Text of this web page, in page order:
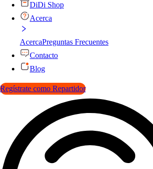
DiDi Shop
Acerca
AcercaPreguntas Frecuentes
Contacto
Blog
Regístrate como Repartidor